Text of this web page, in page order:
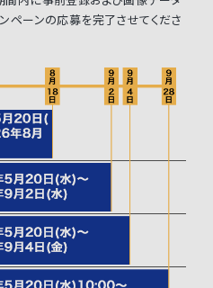
ペーンの応募を完了させてくださ